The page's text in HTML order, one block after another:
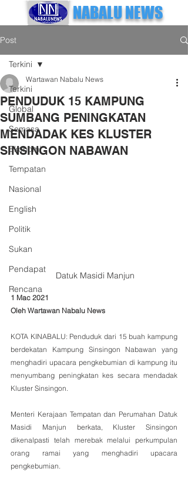
NABALU NEWS
Post
Terkini
Global
Semasa
Ekonomi
Tempatan
Nasional
English
Politik
Sukan
Pendapat
Rencana
Terkini
PENDUDUK 15 KAMPUNG
SUMBANG PENINGKATAN
MENDADAK KES KLUSTER
SINSINGON NABAWAN
Wartawan Nabalu News
Datuk Masidi Manjun
1 Mac 2021
Oleh Wartawan Nabalu News
KOTA KINABALU: Penduduk dari 15 buah kampung
berdekatan Kampung Sinsingon Nabawan yang
menghadiri upacara pengkebumian di kampung itu
menyumbang peningkatan kes secara mendadak
Kluster Sinsingon.
Menteri Kerajaan Tempatan dan Perumahan Datuk
Masidi Manjun berkata, Kluster Sinsingon
dikenalpasti telah merebak melalui perkumpulan
orang ramai yang menghadiri upacara
pengkebumian.